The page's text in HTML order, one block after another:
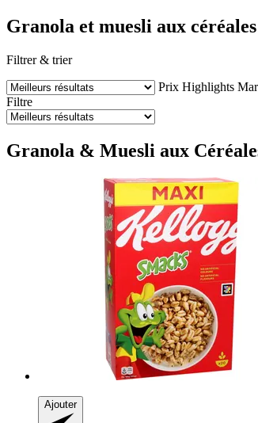
Granola et muesli aux
Filtrer & trier
Prix Highlights
Filtre
Granola & Muesli aux
Ajouter